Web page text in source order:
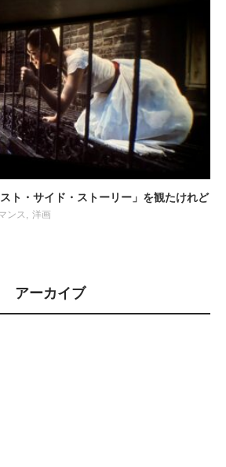
ト・サイド・ストーリー」を観たけれど
ンス 洋画
アーカイブ